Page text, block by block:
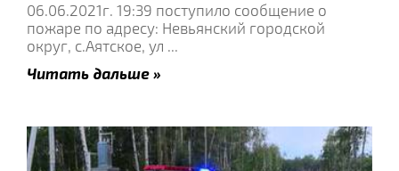
06.06.2021г. 19:39 поступило сообщение о
пожаре по адресу: Невьянский городской
округ, с.Аятское, ул ...
Читать дальше »